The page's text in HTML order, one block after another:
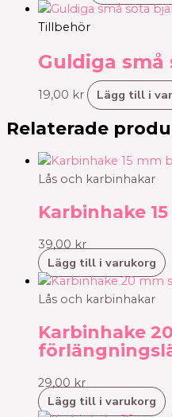
Tillbehör
Guldiga
19,00 kr Lägg till i
Relaterade
Lås och karbinhakar
Karbinhake
39,00 kr
Lägg till i varukorg
Lås och karbinhakar
Karbinhake
29,00 kr
Lägg till i varukorg